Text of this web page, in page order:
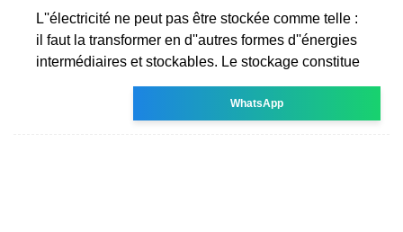
L''électricité ne peut pas être stockée comme telle :
il faut la transformer en d''autres formes d''énergies
intermédiaires et stockables. Le stockage constitue
WhatsApp